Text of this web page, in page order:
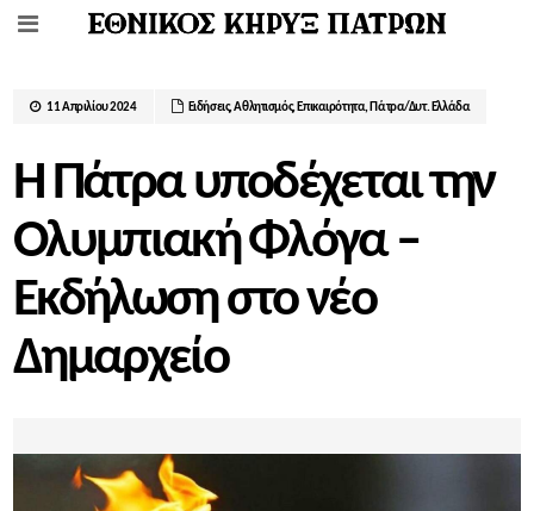
11 Απριλίου 2024 Ειδήσεις,Αθλητισμός, Επικαιρότητα, Πάτρα/Δυτ. Ελλάδα
Η Πάτρα υποδέχεται την
Ολυμπιακή Φλόγα –
Εκδήλωση στο νέο
Δημαρχείο